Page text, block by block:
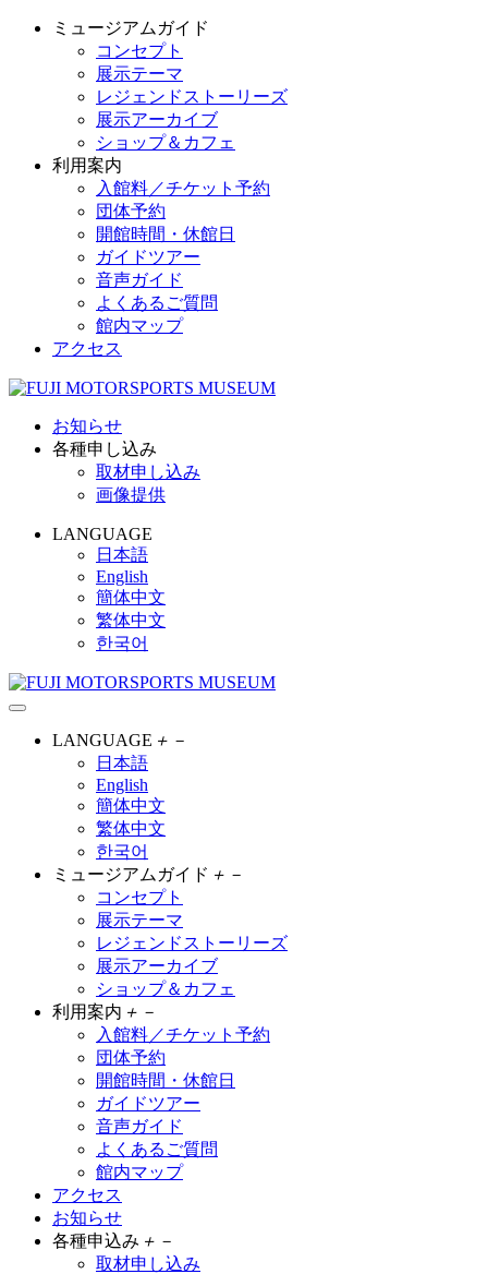
ミュージアムガイド
コンセプト
展示テーマ
レジェンドストーリーズ
展示アーカイブ
ショップ＆カフェ
利用案内
入館料／チケット予約
団体予約
開館時間・休館日
ガイドツアー
音声ガイド
よくあるご質問
館内マップ
アクセス
お知らせ
各種申し込み
取材申し込み
画像提供
LANGUAGE
日本語
English
簡体中文
繁体中文
한국어
LANGUAGE ＋ －
日本語
English
簡体中文
繁体中文
한국어
ミュージアムガイド ＋ －
コンセプト
展示テーマ
レジェンドストーリーズ
展示アーカイブ
ショップ＆カフェ
利用案内 ＋ －
入館料／チケット予約
団体予約
開館時間・休館日
ガイドツアー
音声ガイド
よくあるご質問
館内マップ
アクセス
お知らせ
各種申込み ＋ －
取材申し込み